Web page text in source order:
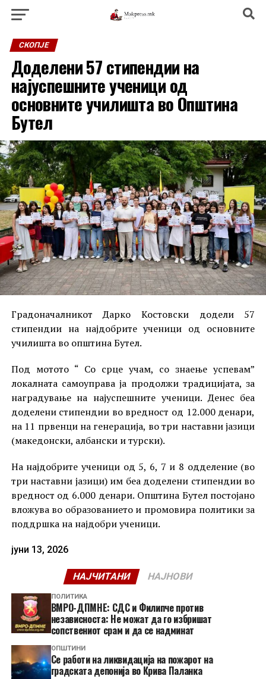
СКОПЈЕ
Доделени 57 стипендии на
најуспешните ученици од
основните училишта во Општина
Бутел
Градоначалникот Дарко Костовски додели 57
стипендии на најдобрите ученици од основните
училишта во општина Бутел.
Под мотото “ Со срце учам, со знаење успевам”
локалната самоуправа ја продолжи традицијата, за
наградување на најуспешните ученици. Денес беа
доделени стипендии во вредност од 12.000 денари,
на 11 првенци на генерација, во три наставни јазици
(македонски, албански и турски).
На најдобрите ученици од 5, 6, 7 и 8 одделение (во
три наставни јазици) им беа доделени стипендии во
вредност од 6.000 денари. Општина Бутел постојано
вложува во образованието и промовира политики за
поддршка на најдобри ученици.
јуни 13, 2026
НАЈЧИТАНИ НАЈНОВИ
ПОЛИТИКА
ВМРО-ДПМНЕ: СДС и Филипче против
независноста: Не можат да го избришат
сопствениот срам и да се надминат
ОПШТИНИ
Се работи на ликвидација на пожарот на
градската депонија во Крива Паланка